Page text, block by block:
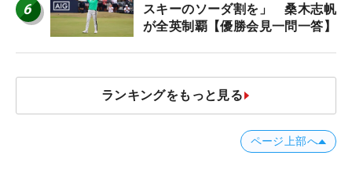
6
スキーのソーダ割を」 桑木志帆
が全英制覇【優勝会見一問一答】
ランキングをもっと見る
ページ上部へ